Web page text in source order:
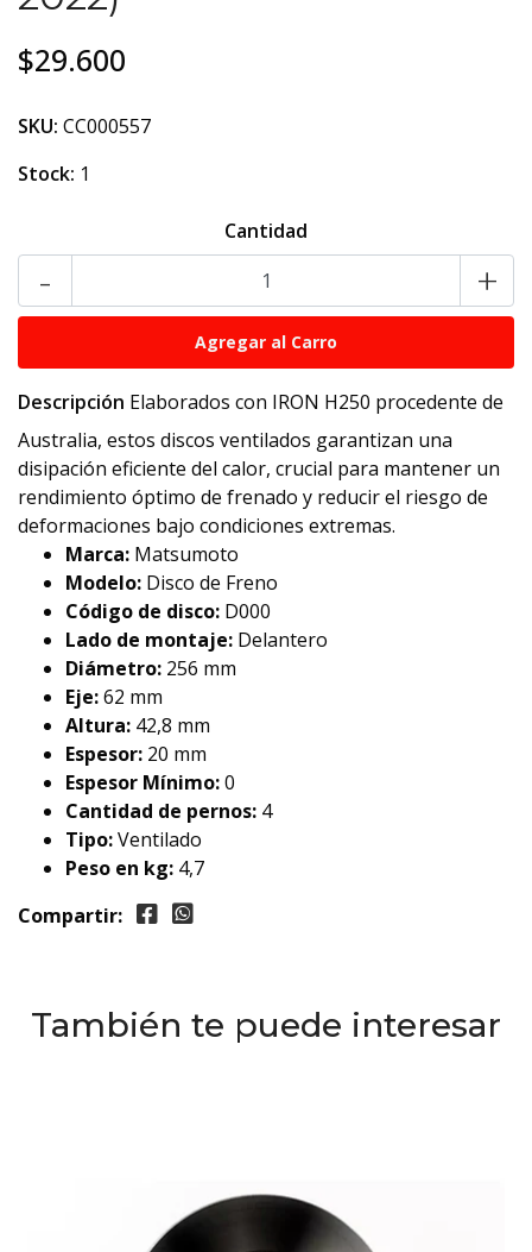
$29.600
SKU: CC000557
Stock: 1
Cantidad
- +
Descripción Elaborados con IRON H250 procedente de
Australia, estos discos ventilados garantizan una
disipación eficiente del calor, crucial para mantener un
rendimiento óptimo de frenado y reducir el riesgo de
deformaciones bajo condiciones extremas.
Marca: Matsumoto
Modelo: Disco de Freno
Código de disco: D000
Lado de montaje: Delantero
Diámetro: 256 mm
Eje:62 mm
Altura: 42,8 mm
Espesor: 20 mm
Espesor Mínimo:0
Cantidad de pernos: 4
Tipo:Ventilado
Peso en kg: 4,7
Compartir:
También te puede interesar